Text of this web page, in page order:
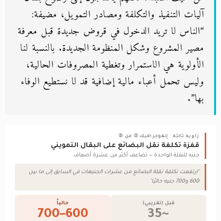
آليات التنفيذ والتكلفة ومصادر التمويل، مضيفة:
“الناس لا تريد الدخول في قروض جديدة قبل معرفة
مصير المشروع وشكل المنظومة الجديدة. بالنسبة لنا
الأولوية هي الاستمرار وتغطية المصروفات الحالية،
وليس تحمل أعباء مالية إضافية قد لا نستطيع الوفاء
بها”.